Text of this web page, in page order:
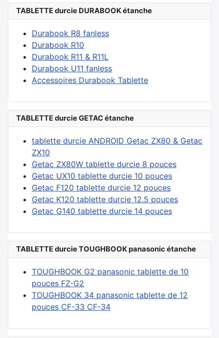
TABLETTE durcie DURABOOK étanche
Durabook R8 fanless
Durabook R10
Durabook R11 & R11L
Durabook U11 fanless
Accessoires Durabook Tablette
TABLETTE durcie GETAC étanche
tablette durcie ANDROID Getac ZX80 & Getac
ZX10
Getac ZX80W tablette durcie 8 pouces
Getac UX10 tablette durcie 10 pouces
Getac F120 tablette durcie 12 pouces
Getac K120 tablette durcie 12.5 pouces
Getac G140 tablette durcie 14 pouces
TABLETTE durcie TOUGHBOOK panasonic étanche
TOUGHBOOK G2 panasonic tablette de 10
pouces FZ-G2
TOUGHBOOK 34 panasonic tablette de 12
pouces CF-33 CF-34